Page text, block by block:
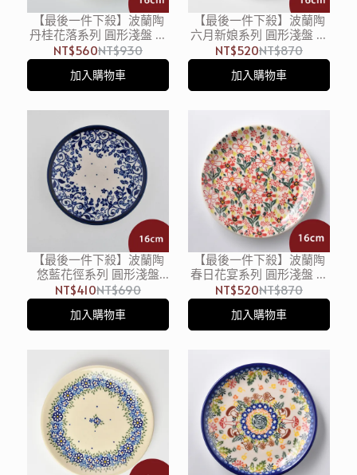
【最後一件下殺】波蘭陶
丹桂花落系列 圓形淺盤 點
心盤 16cm 波蘭手工製
NT$560NT$930
加入購物車
【最後一件下殺】波蘭陶
六月新娘系列 圓形淺盤 點
心盤 16cm 波蘭手工製
NT$520NT$870
加入購物車
【最後一件下殺】波蘭陶
悠藍花徑系列 圓形淺盤
16cm 波蘭手工製 陶瓷盤
菜盤 水果盤 點心盤
NT$410NT$690
加入購物車
【最後一件下殺】波蘭陶
春日花宴系列 圓形淺盤 點
心盤 16cm 波蘭手工製
NT$520NT$870
加入購物車